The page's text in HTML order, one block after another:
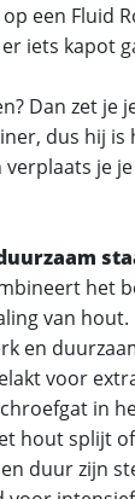
een Fluid
iets kapot
Dan zet je
dus hij is
je
het
van hout.
en
voor
in
hout splijt
duur zijn